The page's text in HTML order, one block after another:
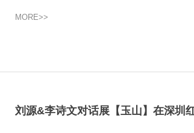
MORE>>
刘源&李诗文对话展【玉山】在深圳